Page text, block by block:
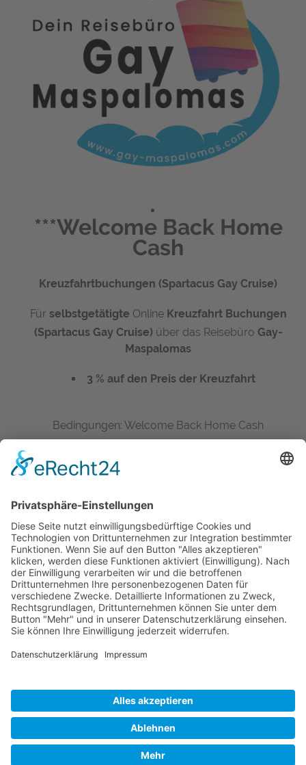
***Welcome Back Home
Cash
Kreuzfahrtbuchungen (Spartacus Gay Cruise)
Für selbstgetätigte Online Kreuzfahrt Buchungen
(Spartacus Gay Cruise) über das Reisebüro Gay-
Maspalomas
3 % auf den Preis der Kreuzfahrt
Bedingungen: Welcome Back Home Cash
Nicht für Angebotsbuchungen (Das Team von
Gay Maspalomas erstellt ein Angebot welches vom
Nicht kombinierbar mit einem Gutschein
(Spartacus Gay Cruise)
Welcome Back Home Cash entfällt bei
Stornierungen und Buchungsänderungen
Überweisung erfolgt auf Dein Bankkonto
Deinem Urlaub
Die Anforderung des Welcome Back Home Cash
inkl. Deinem Namen mussunaufgefordertund bis
spät. 7 Tage nach Rückreise bei uns eingehen
(Sonst verfällt Dein Anspruch auf das Welcome Back
Impressum
Datenschutzbestimmungen
Haftungsausschluß - AGB
Copyright © 2017 inked2design Werbeagentur